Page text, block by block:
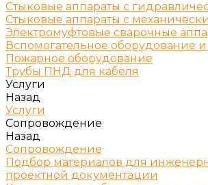
Стыковые аппараты с
Стыковые аппараты с
Электромуфтовые сварочные
Вспомогательное оборудование и
Пожарное оборудование
Трубы ПНД для кабеля
Услуги
Назад
Услуги
Сопровождение
Назад
Сопровождение
Подбор материалов для
проектной документации